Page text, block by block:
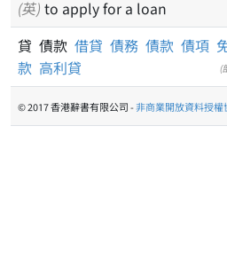
(英) to apply for a loan
貸 債款 借貸 債務 債款 債項
款 高利貸 (
© 2017 香港辭書有限公司 -非商業開放資料授權